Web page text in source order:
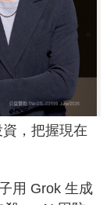
，把握現在
用 Grok 生成